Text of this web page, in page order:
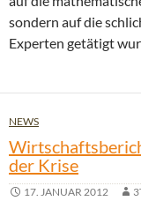
sondern auf die
Experten getätigt
NEWS
der Krise
17. JANUAR 2012